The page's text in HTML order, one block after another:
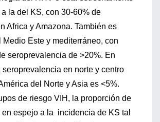
la del KS, con 30-60% de
Africa y Amazona. También es
Medio Este y mediterráneo, con
seroprevalencia de >20%. En
seroprevalencia en norte y centro
del Norte y Asia es <5%.
de riesgo VIH, la proporción de
en espejo a la incidencia de KS tal